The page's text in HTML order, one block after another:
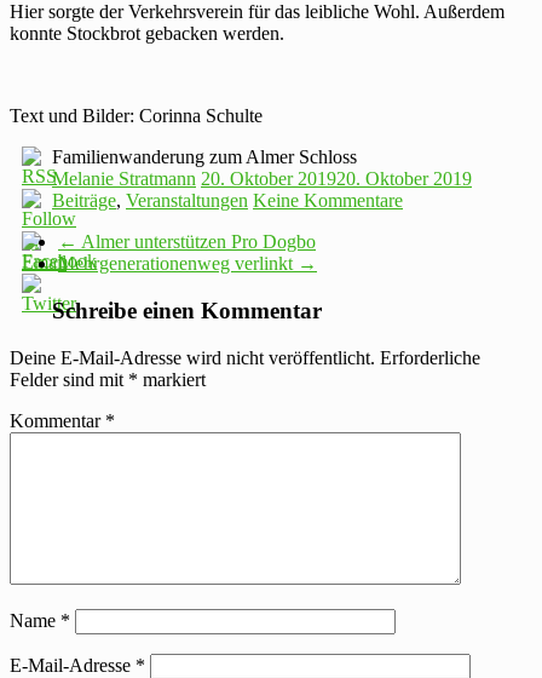
Hier sorgte der Verkehrsverein für das leibliche Wohl. Außerdem
konnte Stockbrot gebacken werden.
Text und Bilder: Corinna Schulte
Familienwanderung zum Almer Schloss
Melanie Stratmann 20. Oktober 201920. Oktober 2019
Beiträge, Veranstaltungen Keine Kommentare
← Almer unterstützen Pro Dogbo
Mehrgenerationenweg verlinkt →
Schreibe einen Kommentar
Deine E-Mail-Adresse wird nicht veröffentlicht. Erforderliche
Felder sind mit * markiert
Kommentar *
Name *
E-Mail-Adresse *